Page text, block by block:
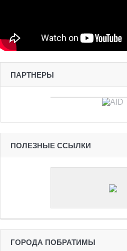
ПАРТНЕРЫ
ПОЛЕЗНЫЕ ССЫЛКИ
ГОРОДА ПОБРАТИМЫ